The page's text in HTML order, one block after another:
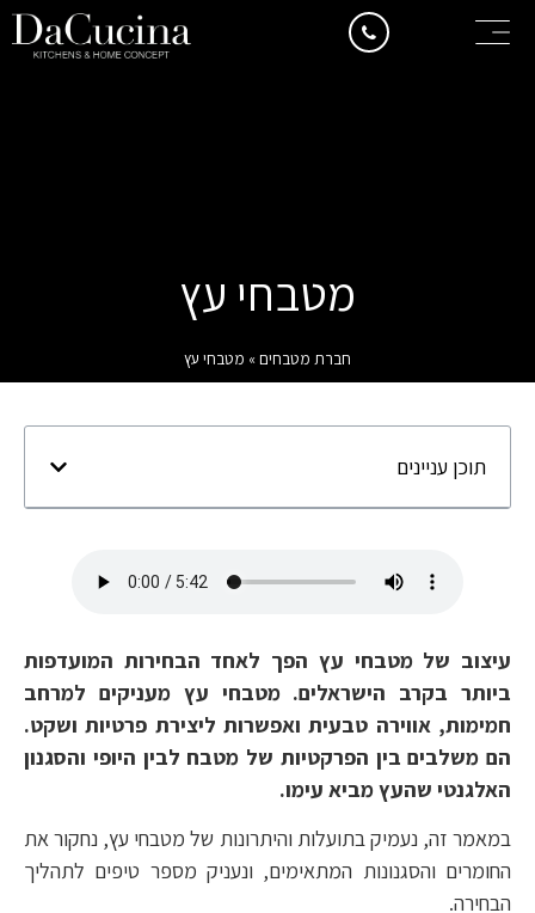
מטבחי עץ
חברת מטבחים» מטבחי עץ
תוכן עניינים
עיצוב של מטבחי עץ הפך לאחד הבחירות המועדפות
ביותר בקרב הישראלים. מטבחי עץ מעניקים למרחב
חמימות, אווירה טבעית ואפשרות ליצירת פרטיות ושקט.
הם משלבים בין הפרקטיות של מטבח לבין היופי והסגנון
האלגנטי שהעץ מביא עימו.
במאמר זה, נעמיק בתועלות והיתרונות של מטבחי עץ, נחקור את
החומרים והסגנונות המתאימים, ונעניק מספר טיפים לתהליך
הבחירה.